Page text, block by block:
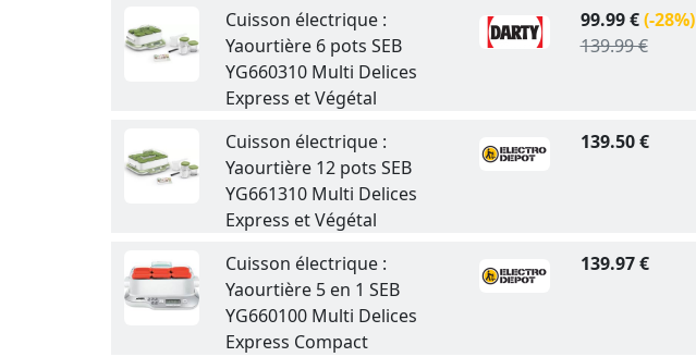
Cuisson électrique :
Yaourtière 6 pots SEB
YG660310 Multi Delices
Express et Végétal
99.99 €(-28%)
139.99 €
Cuisson électrique :
Yaourtière 12 pots SEB
YG661310 Multi Delices
Express et Végétal
139.50 €
Cuisson électrique :
Yaourtière 5 en 1 SEB
YG660100 Multi Delices
Express Compact
139.97 €